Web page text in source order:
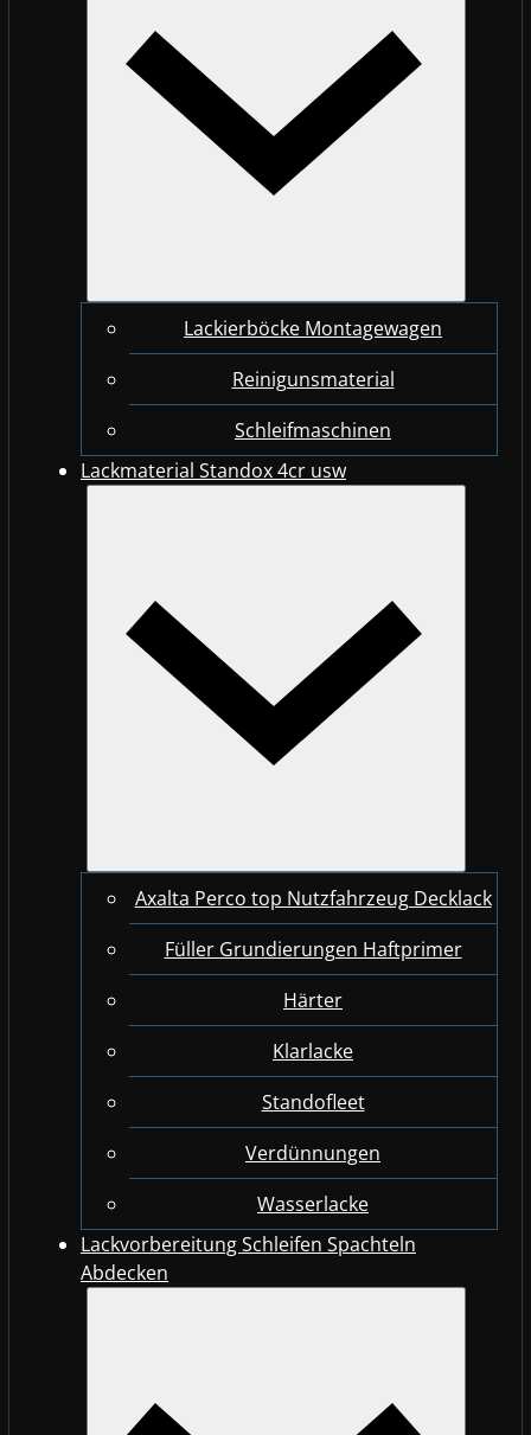
Lackierböcke Montagewagen
Reinigunsmaterial
Schleifmaschinen
Lackmaterial Standox 4cr usw
Axalta Perco top Nutzfahrzeug Decklack
Füller Grundierungen Haftprimer
Härter
Klarlacke
Standofleet
Verdünnungen
Wasserlacke
Lackvorbereitung Schleifen Spachteln
Abdecken